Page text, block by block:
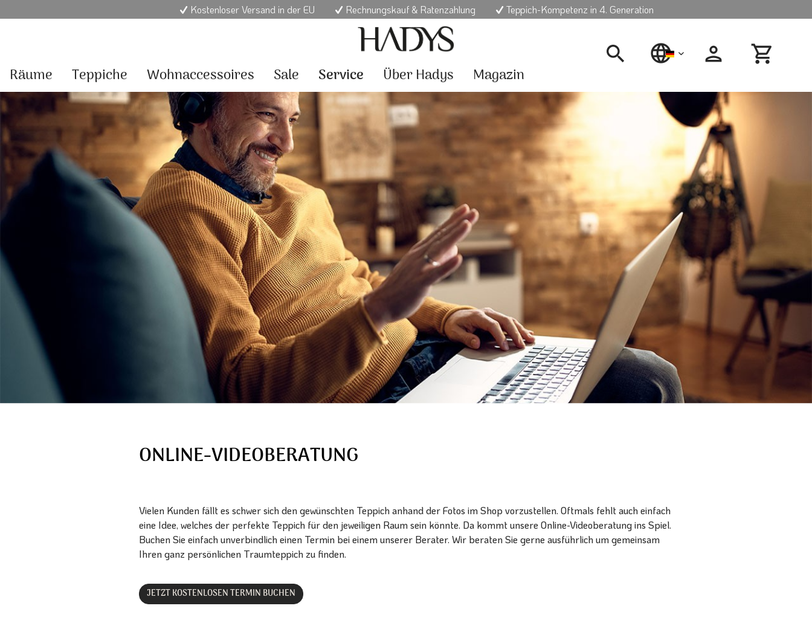
Kostenloser Versand in der EU Rechnungskauf & Ratenzahlung Teppich-Kompetenz in 4. Generation
deutsch
Räume Teppiche Wohnaccessoires Sale Service Über Hadys Magazin
ONLINE-VIDEOBERATUNG
Vielen Kunden fällt es schwer sich den gewünschten Teppich anhand der Fotos im Shop vorzustellen. Oftmals fehlt auch einfach
eine Idee, welches der perfekte Teppich für den jeweiligen Raum sein könnte. Da kommt unsere Online-Videoberatung ins Spiel.
Buchen Sie einfach unverbindlich einen Termin bei einem unserer Berater. Wir beraten Sie gerne ausführlich um gemeinsam
Ihren ganz persönlichen Traumteppich zu finden.
JETZT KOSTENLOSEN TERMIN BUCHEN